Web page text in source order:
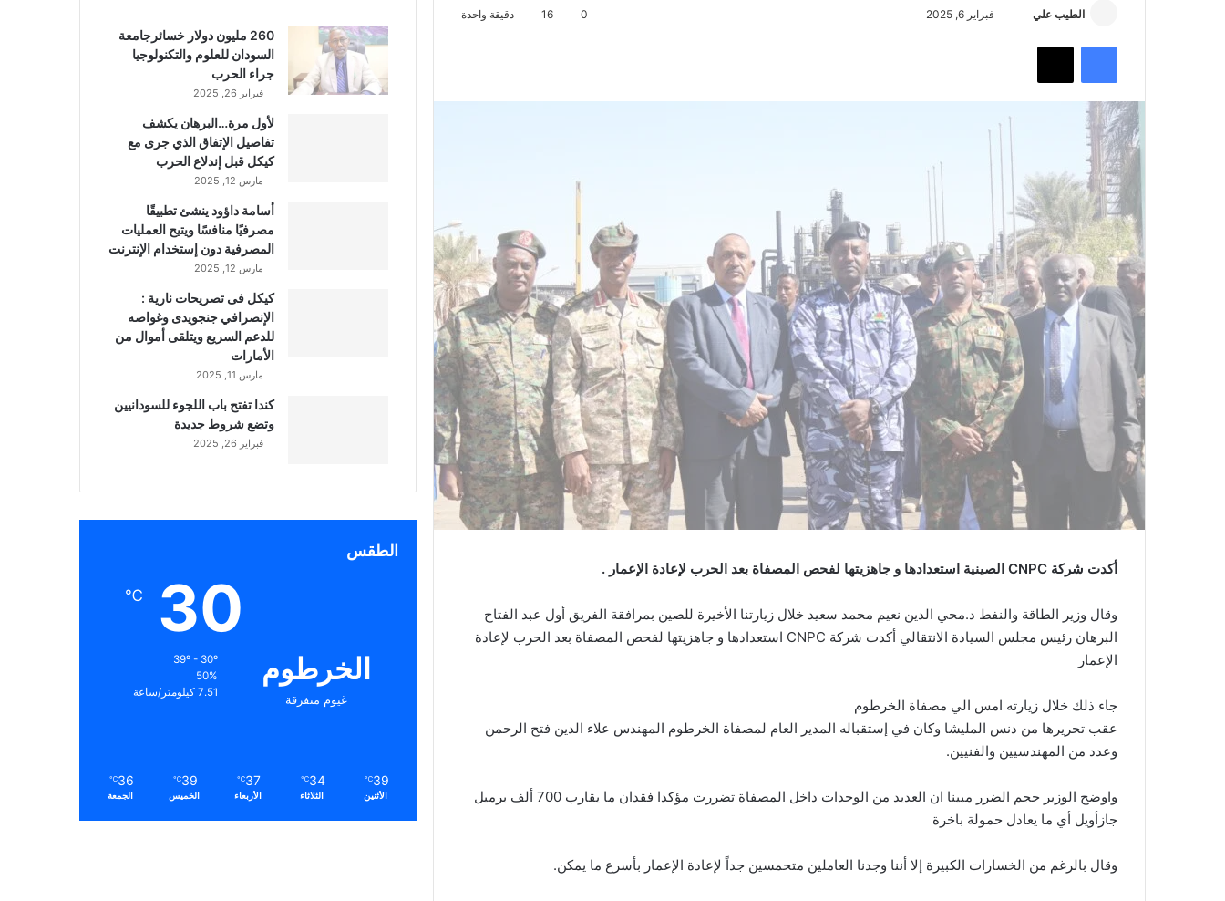
الطيب علي فبراير 6, 2025 0
16 دقيقة واحدة
فيسبوك تويتر
أكدت شركة CNPC الصينية استعدادها و جاهزيتها لفحص المصفاة بعد الحرب لإعادة الإعمار .
وقال وزير الطاقة والنفط د.محي الدين نعيم محمد سعيد خلال زيارتنا الأخيرة للصين بمرافقة الفريق أول عبد الفتاح
البرهان رئيس مجلس السيادة الانتقالي أكدت شركة CNPC استعدادها و جاهزيتها لفحص المصفاة بعد الحرب لإعادة
الإعمار
جاء ذلك خلال زيارته امس الي مصفاة الخرطوم
عقب تحريرها من دنس المليشا وكان في إستقباله المدير العام لمصفاة الخرطوم المهندس علاء الدين فتح الرحمن
وعدد من المهندسيين والفنيين.
واوضح الوزير حجم الضرر مبينا ان العديد من الوحدات داخل المصفاة تضررت مؤكدا فقدان ما يقارب 700 ألف برميل
جازأويل أي ما يعادل حمولة باخرة
وقال بالرغم من الخسارات الكبيرة إلا أننا وجدنا العاملين متحمسين جداً لإعادة الإعمار بأسرع ما يمكن.
260 مليون دولار خسائرجامعة
السودان للعلوم والتكنولوجيا
جراء الحرب
فبراير 26, 2025
لأول مرة…البرهان يكشف
تفاصيل الإتفاق الذي جرى مع
كيكل قبل إندلاع الحرب
مارس 12, 2025
أسامة داؤود ينشئ تطبيقًا
مصرفيًا منافسًا ويتيح العمليات
المصرفية دون إستخدام الإنترنت
مارس 12, 2025
كيكل فى تصريحات نارية :
الإنصرافي جنجويدى وغواصه
للدعم السريع ويتلقى أموال من
الأمارات
مارس 11, 2025
كندا تفتح باب اللجوء للسودانيين
وتضع شروط جديدة
فبراير 26, 2025
الطقس
الخرطوم
غيوم متفرقة
30
℃
50%
7.51 كيلومتر/ساعة
39
℃
الأثنين
34
℃
الثلاثاء
37
℃
الأربعاء
39
℃
الخميس
36
℃
الجمعة